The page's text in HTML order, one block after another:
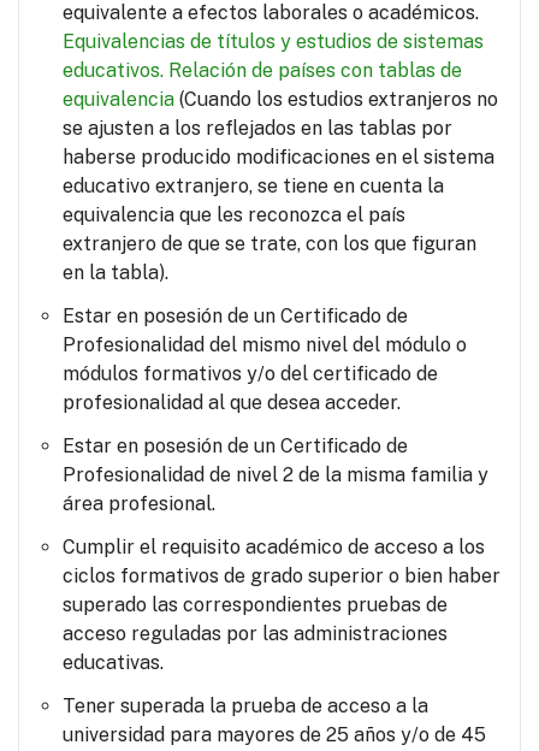
equivalente a efectos laborales o académicos.
Equivalencias de títulos y estudios de sistemas
educativos. Relación de países con tablas de
equivalencia (Cuando los estudios extranjeros no
se ajusten a los reflejados en las tablas por
haberse producido modificaciones en el sistema
educativo extranjero, se tiene en cuenta la
equivalencia que les reconozca el país
extranjero de que se trate, con los que figuran
en la tabla).
Estar en posesión de un Certificado de
Profesionalidad del mismo nivel del módulo o
módulos formativos y/o del certificado de
profesionalidad al que desea acceder.
Estar en posesión de un Certificado de
Profesionalidad de nivel 2 de la misma familia y
área profesional.
Cumplir el requisito académico de acceso a los
ciclos formativos de grado superior o bien haber
superado las correspondientes pruebas de
acceso reguladas por las administraciones
educativas.
Tener superada la prueba de acceso a la
universidad para mayores de 25 años y/o de 45